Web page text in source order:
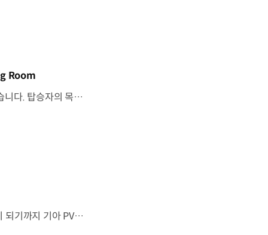
Room
기아 PV5 WAV는 교통약자의 일상을 기준으로이동 과정을 다시 설계했습니다. 탑승자의 목적에 맞게 확장되는 모빌리티, PV5 WAV 개발 스토리를 영상으로 확인해 보세요. #현대자동차그룹 #TheMovingRoom #기아 #PV5 #PV5WAV #PBV #목적기반모빌리티
“이 방이 통째로 움직였으면 좋겠다”그림 속에서만 그리던 여행이 현실이 되기까지 기아 PV5 WAV는 필요한 의료 장비를 싣고가족과 한 공간에서 함께 떠날 수 있도록이동의 경험을 다시 설계했습니다. 같은 풍경을 보고, 같은 순간을 나누는 일현대자동차그룹은 모두를 위한 이동을 만들어갑니다. #현대자동차그룹 #TheMovingRoom #PV5 #기아 #목적기반모빌리티 #PV5WAV #PBV